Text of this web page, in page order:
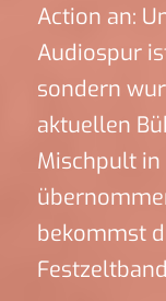
Action an:
Audiospur
sondern
aktuellen
Mischpult
bekommst